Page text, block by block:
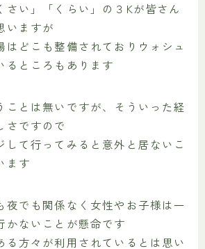
さい」「くらい」の３Kが皆さん
いますが
はどこも整備されておりウォシュ
るところもあります
ことは無いですが、そういった経
さですので
して行ってみると意外と居ないこ
ます
夜でも関係なく女性やお子様は一
かないことが懸命です
る方々が利用されているとは思い